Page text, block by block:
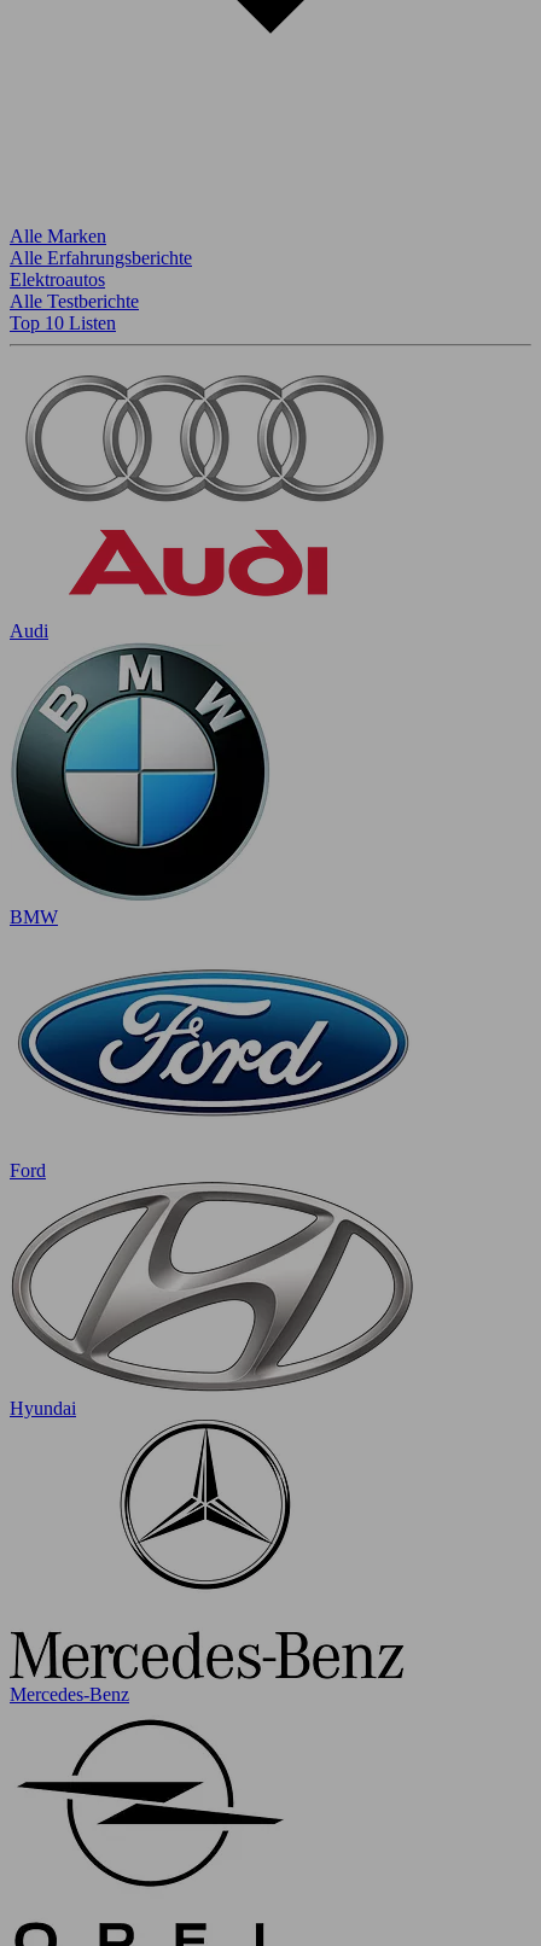
Alle Marken
Alle Erfahrungsberichte
Elektroautos
Alle Testberichte
Top 10 Listen
Audi
BMW
Ford
Hyundai
Mercedes-Benz